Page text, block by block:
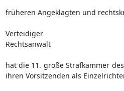
früheren Angeklagten und
Verteidiger
Rechtsanwalt
hat die 11. große Strafkammer
ihren Vorsitzenden als